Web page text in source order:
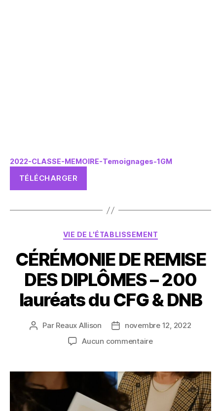
2022-CLASSE-MEMOIRE-Temoignages-1GM
TÉLÉCHARGER
Catégories
VIE DE L'ÉTABLISSEMENT
CÉRÉMONIE DE REMISE
DES DIPLÔMES – 200
lauréats du CFG & DNB
Auteur
Par Reaux Allison
Datenovembre 12, 2022
Aucun commentairesur
REMISE
DES
DIPLÔMES